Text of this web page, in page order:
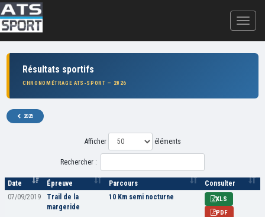
Résultats sportifs
CHRONOMÉTRAGE ATS-SPORT — 2026
2025
Afficher éléments
Rechercher :
Date Épreuve Parcours
Consulter
07/09/2019
Trail de la
margeride
10 Km semi nocturne
XLS
PDF